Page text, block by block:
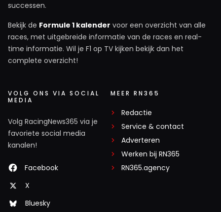
successen.
Bekijk de Formule 1 kalender voor een overzicht van alle
races, met uitgebreide informatie van de races en real-
time informatie. Wil je F1 op TV kijken bekijk dan het
complete overzicht!
VOLG ONS VIA SOCIAL
MEDIA
Volg RacingNews365 via je
favoriete social media
kanalen!
Facebook
X
Bluesky
MEER RN365
Redactie
Service & contact
Adverteren
Werken bij RN365
RN365.agency